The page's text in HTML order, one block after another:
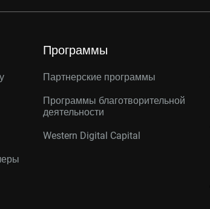
Программы
Партнерские программы
Программы благотворительной
деятельности
Western Digital Capital